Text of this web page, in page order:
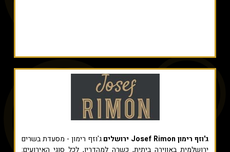
ג'וזף רימון Josef Rimon ירושלים
ג'וזף רימון - מסעדת בשרים
ירושלמית באווירה ביתית, כשרה למהדרין, לכל סוגי האירועים: